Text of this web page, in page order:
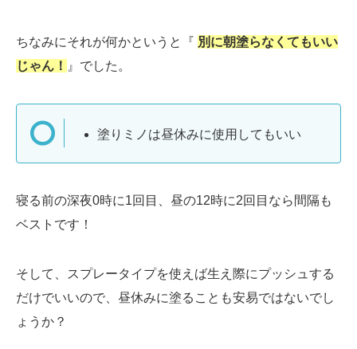
ちなみにそれが何かというと『 別に朝塗らなくてもいい
じゃん！ 』でした。
塗りミノは昼休みに使用してもいい
寝る前の深夜0時に1回目、昼の12時に2回目なら間隔も
ベストです！
そして、スプレータイプを使えば生え際にプッシュする
だけでいいので、昼休みに塗ることも安易ではないでし
ょうか？